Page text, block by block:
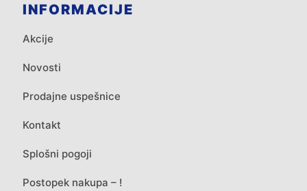
INFORMACIJE
Akcije
Novosti
Prodajne uspešnice
Kontakt
Splošni pogoji
Postopek nakupa – !